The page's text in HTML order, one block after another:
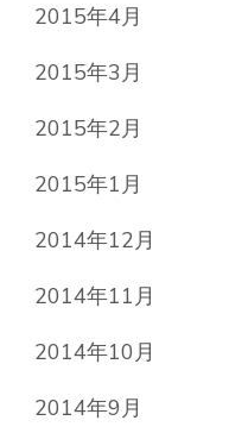
2015年4月
2015年3月
2015年2月
2015年1月
2014年12月
2014年11月
2014年10月
2014年9月